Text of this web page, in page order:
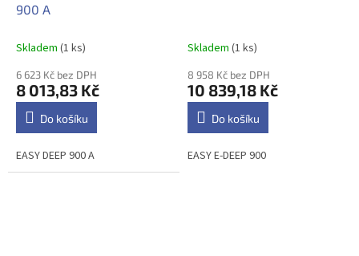
900 A
Skladem (1 ks)
6 623 Kč bez DPH
8 013,83 Kč
Do košíku
EASY DEEP 900 A
Skladem (1 ks)
8 958 Kč bez DPH
10 839,18 Kč
Do košíku
EASY E-DEEP 900